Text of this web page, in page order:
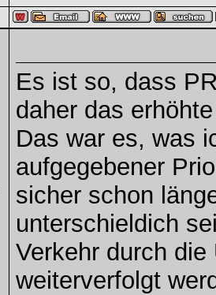
Es ist so, dass
daher das
Das war es, was
aufgegebener
sicher schon
unterschieldich
Verkehr durch
weiterverfolgt